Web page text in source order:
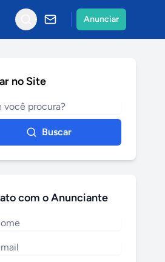
Anunciar
no Site
Buscar
com o Anunciante